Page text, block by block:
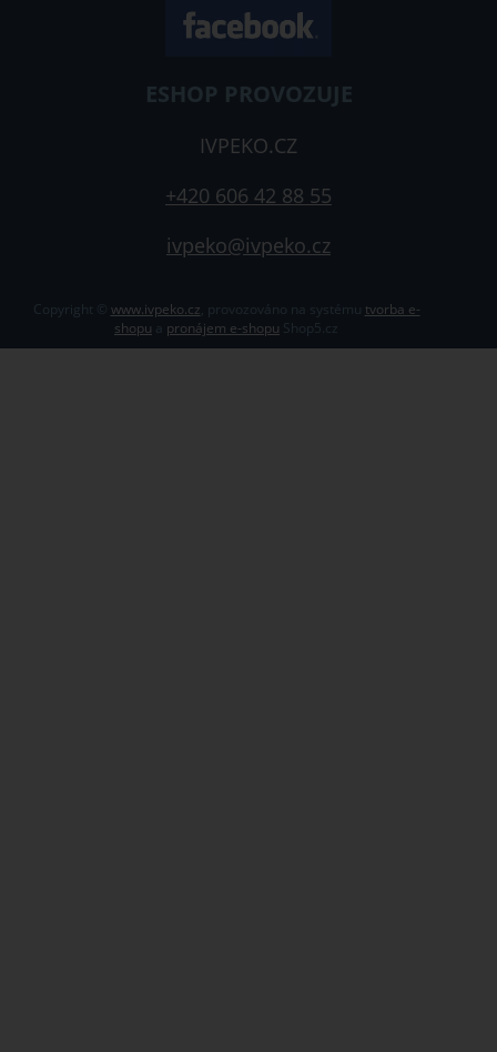
ESHOP PROVOZUJE
IVPEKO.CZ
+420 606 42 88 55
ivpeko@ivpeko.cz
Copyright © www.ivpeko.cz
tvorba e-
shopu
pronájem e-shopu